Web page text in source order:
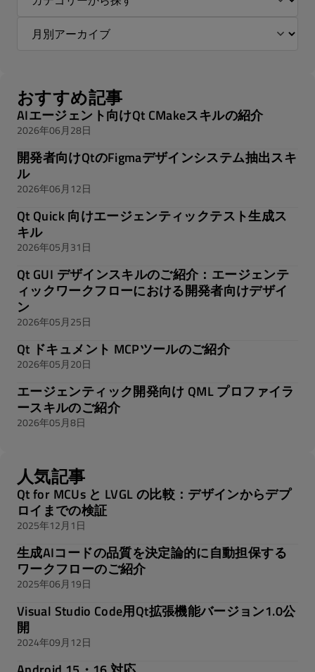
おすすめ記事
AIエージェント向けQt CMakeスキルの紹介
2026年06月28日
開発者向けQtのFigmaデザインシステム抽出スキ
ル
2026年06月12日
Qt Quick 向けエージェンティックテスト生成ス
キル
2026年05月31日
Qt GUI デザインスキルのご紹介：エージェンテ
ィックワークフローにおける開発者向けデザイ
ン
2026年05月25日
Qt ドキュメント MCPツールのご紹介
2026年05月20日
エージェンティック開発向け QML プロファイラ
ースキルのご紹介
2026年05月8日
人気記事
Qt for MCUs と LVGL の比較：デザインからデプ
ロイまでの検証
2025年12月1日
生成AIコードの品質を決定論的に自動担保する
ワークフローのご紹介
2025年06月19日
Visual Studio Code用Qt拡張機能バージョン1.0公
開
2024年09月12日